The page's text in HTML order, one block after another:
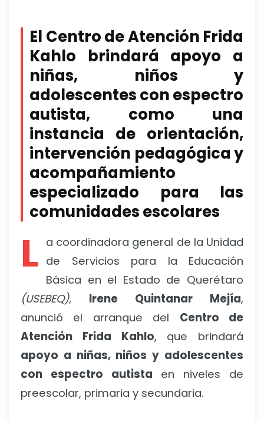
El Centro de Atención Frida
Kahlo brindará apoyo a
niñas, niños y
adolescentes con espectro
autista, como una
instancia de orientación,
intervención pedagógica y
acompañamiento
especializado para las
comunidades escolares
L a coordinadora general de la Unidad
de Servicios para la Educación
Básica en el Estado de Querétaro
(USEBEQ),
Irene Quintanar Mejía,
anunció el arranque del Centro de
Atención Frida Kahlo, que brindará
apoyo a niñas, niños y adolescentes
con espectro autista en niveles de
preescolar, primaria y secundaria.